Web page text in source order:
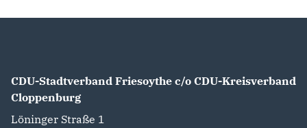
CDU-Stadtverband Friesoythe c/o CDU-Kreisverband
Cloppenburg
Löninger Straße 1